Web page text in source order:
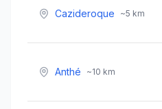
Cazideroque ~5 km
Anthé ~10 km